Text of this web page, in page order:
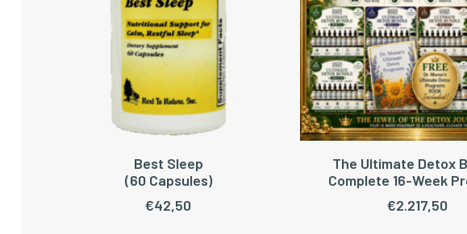
LEES VERDER
Best Sleep
(60 Capsules)
€42,50
The Ultimate Detox
Complete 16-Week
€2.217,50